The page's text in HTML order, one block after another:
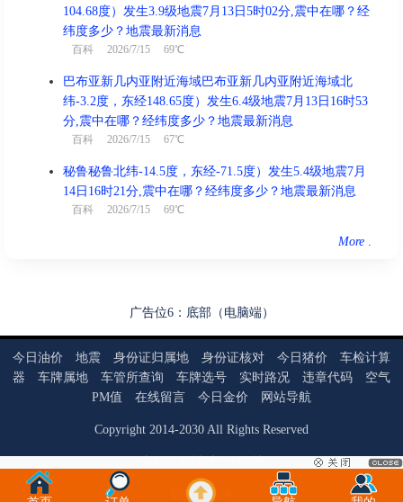
104.68度）发生3.9级地震7月13日5时02分,震中在哪？经
纬度多少？地震最新消息
百科 2026/7/15 69℃
巴布亚新几内亚附近海域巴布亚新几内亚附近海域北
纬-3.2度，东经148.65度）发生6.4级地震7月13日16时53
分,震中在哪？经纬度多少？地震最新消息
百科 2026/7/15 67℃
秘鲁秘鲁北纬-14.5度，东经-71.5度）发生5.4级地震7月
14日16时21分,震中在哪？经纬度多少？地震最新消息
百科 2026/7/15 69℃
More .
广告位6：底部（电脑端）
今日油价 地震 身份证归属地 身份证核对 今日猪价
车检计算
器
车牌属地 车管所查询 车牌选号 实时路况 违章代码
空气
PM值
在线留言 今日金价 网站导航
Copyright 2014-2030 All Rights Reserved
切换为繁体